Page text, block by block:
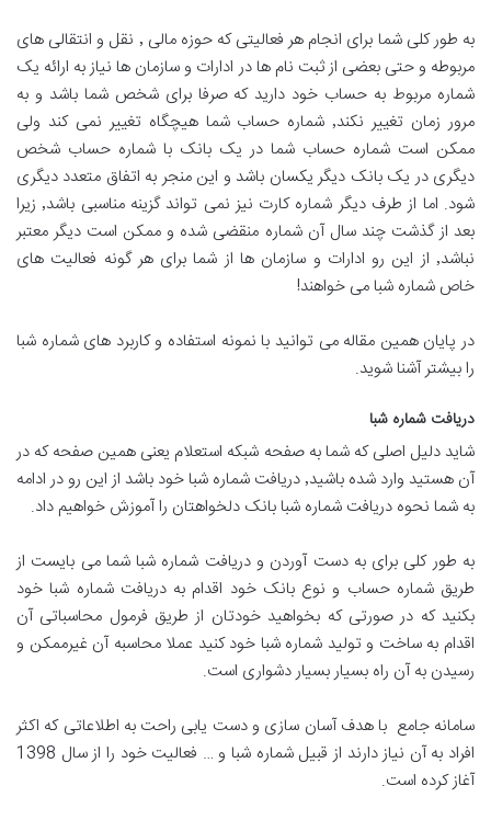
به طور کلی شما برای انجام هر فعالیتی که حوزه مالی ٬ نقل و انتقالی های
مربوطه و حتی بعضی از ثبت نام ها در ادارات و سازمان ها نیاز به ارائه یک
شماره مربوط به حساب خود دارید که صرفا برای شخص شما باشد و به
مرور زمان تغییر نکند٬ شماره حساب شما هیچگاه تغییر نمی کند ولی
ممکن است شماره حساب شما در یک بانک با شماره حساب شخص
دیگری در یک بانک دیگر یکسان باشد و این منجر به اتفاق متعدد دیگری
شود. اما از طرف دیگر شماره کارت نیز نمی تواند گزینه مناسبی باشد٬ زیرا
بعد از گذشت چند سال آن شماره منقضی شده و ممکن است دیگر معتبر
نباشد٬ از این رو ادارات و سازمان ها از شما برای هر گونه فعالیت های
خاص شماره شبا می خواهند!
در پایان همین مقاله می توانید با نمونه استفاده و کاربرد های شماره شبا
را بیشتر آشنا شوید.
دریافت شماره شبا
شاید دلیل اصلی که شما به صفحه شبکه استعلام یعنی همین صفحه که در
آن هستید وارد شده باشید٬ دریافت شماره شبا خود باشد از این رو در ادامه
به شما نحوه دریافت شماره شبا بانک دلخواهتان را آموزش خواهیم داد.
به طور کلی برای به دست آوردن و دریافت شماره شبا شما می بایست از
طریق شماره حساب و نوع بانک خود اقدام به دریافت شماره شبا خود
بکنید که در صورتی که بخواهید خودتان از طریق فرمول محاسباتی آن
اقدام به ساخت و تولید شماره شبا خود کنید عملا محاسبه آن غیرممکن و
رسیدن به آن راه بسیار بسیار دشواری است.
سامانه جامع با هدف آسان سازی و دست یابی راحت به اطلاعاتی که اکثر
افراد به آن نیاز دارند از قبیل شماره شبا و … فعالیت خود را از سال 1398
آغاز کرده است.